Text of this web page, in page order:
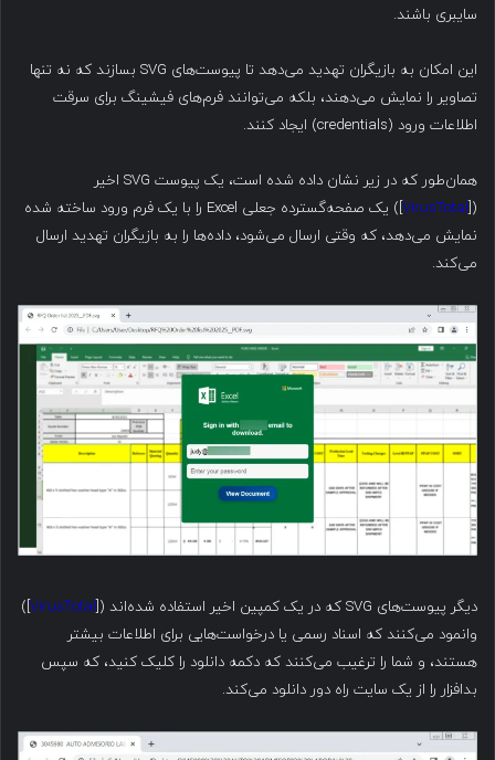
سایبری باشند.
این امکان به بازیگران تهدید می‌دهد تا پیوست‌های SVG بسازند که نه تنها
تصاویر را نمایش می‌دهند، بلکه می‌توانند فرم‌های فیشینگ برای سرقت
اطلاعات ورود (credentials) ایجاد کنند.
همان‌طور که در زیر نشان داده شده است، یک پیوست SVG اخیر
([
VirusTotal
]) یک صفحه‌گسترده جعلی Excel را با یک فرم ورود ساخته شده
نمایش می‌دهد، که وقتی ارسال می‌شود، داده‌ها را به بازیگران تهدید ارسال
می‌کند.
دیگر پیوست‌های SVG که در یک کمپین اخیر استفاده شده‌اند ([ VirusTotal
])
وانمود می‌کنند که اسناد رسمی یا درخواست‌هایی برای اطلاعات بیشتر
هستند، و شما را ترغیب می‌کنند که دکمه دانلود را کلیک کنید، که سپس
بدافزار را از یک سایت راه دور دانلود می‌کند.